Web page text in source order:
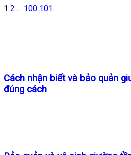
1 2 … 100 101
Cách nhận biết và bảo quản
đúng cách